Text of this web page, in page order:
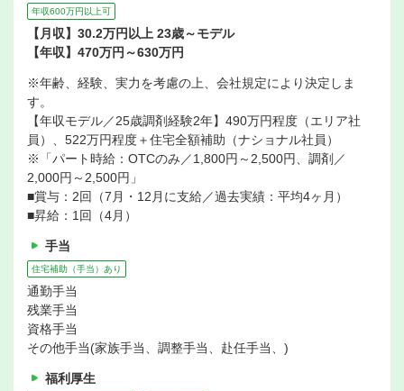
年収600万円以上可
【月収】30.2万円以上 23歳～モデル
【年収】470万円～630万円
※年齢、経験、実力を考慮の上、会社規定により決定しま
す。
【年収モデル／25歳調剤経験2年】490万円程度（エリア社
員）、522万円程度＋住宅全額補助（ナショナル社員）
※「パート時給：OTCのみ／1,800円～2,500円、調剤／
2,000円～2,500円」
■賞与：2回（7月・12月に支給／過去実績：平均4ヶ月）
■昇給：1回（4月）
手当
住宅補助（手当）あり
通勤手当
残業手当
資格手当
その他手当(家族手当、調整手当、赴任手当、)
福利厚生